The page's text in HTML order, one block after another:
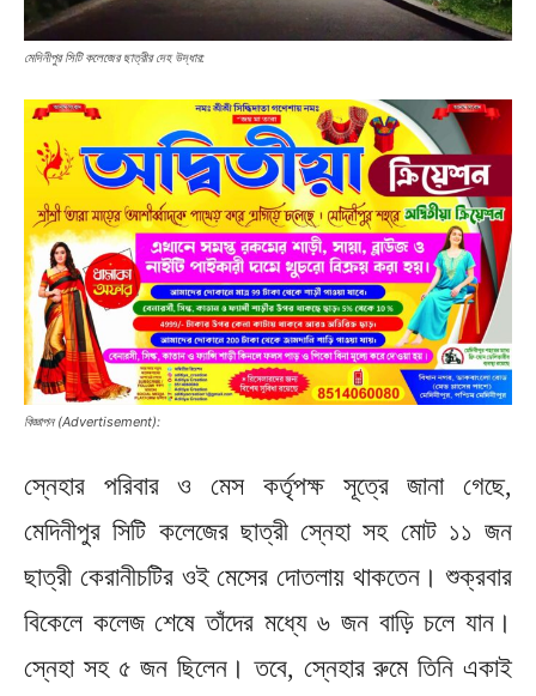
মেদিনীপুর সিটি কলেজের ছাত্রীর দেহ উদ্ধার:
বিজ্ঞাপন (Advertisement):
স্নেহার পরিবার ও মেস কর্তৃপক্ষ সূত্রে জানা গেছে,
মেদিনীপুর সিটি কলেজের ছাত্রী স্নেহা সহ মোট ১১ জন
ছাত্রী কেরানীচটির ওই মেসের দোতলায় থাকতেন। শুক্রবার
বিকেলে কলেজ শেষে তাঁদের মধ্যে ৬ জন বাড়ি চলে যান।
স্নেহা সহ ৫ জন ছিলেন। তবে, স্নেহার রুমে তিনি একাই